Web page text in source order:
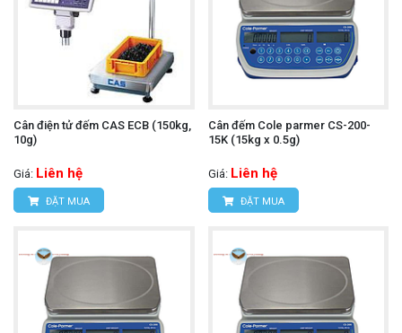
Cân điện tử đếm CAS ECB (150kg,
10g)
Giá: Liên hệ
ĐẶT MUA
Cân đếm Cole parmer CS-200-
15K (15kg x 0.5g)
Giá: Liên hệ
ĐẶT MUA